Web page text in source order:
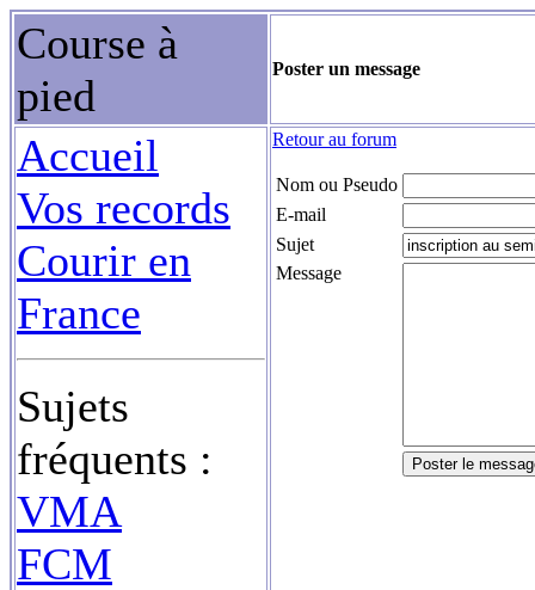
Course à
pied
Poster un message
Accueil
Vos records
Courir en
France
Sujets
fréquents :
VMA
FCM
Retour au forum
Nom ou Pseudo
E-mail
Sujet
Message